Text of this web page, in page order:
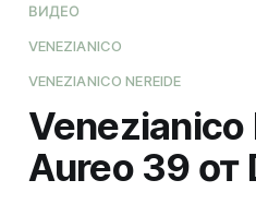
ВИДЕО
VENEZIANICO
VENEZIANICO NEREIDE
Venezianico
Aureo 39 от